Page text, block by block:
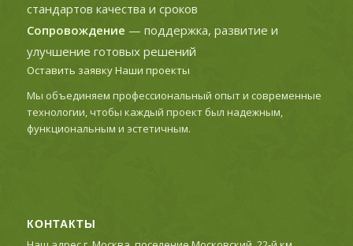
стандартов качества и сроков
Сопровождение — поддержка, развитие и
улучшение готовых решений
Оставить заявкуНаши проекты
Мы объединяем профессиональный опыт и современные
технологии, чтобы каждый проект был надежным,
функциональным и эстетичным.
КОНТАКТЫ